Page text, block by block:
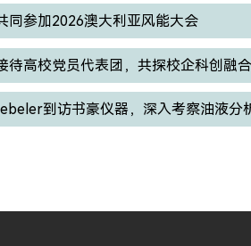
同参加2026澳大利亚风能大会
待高校党员代表团，共探校企科创融
到访书豪仪器，深入考察油液分